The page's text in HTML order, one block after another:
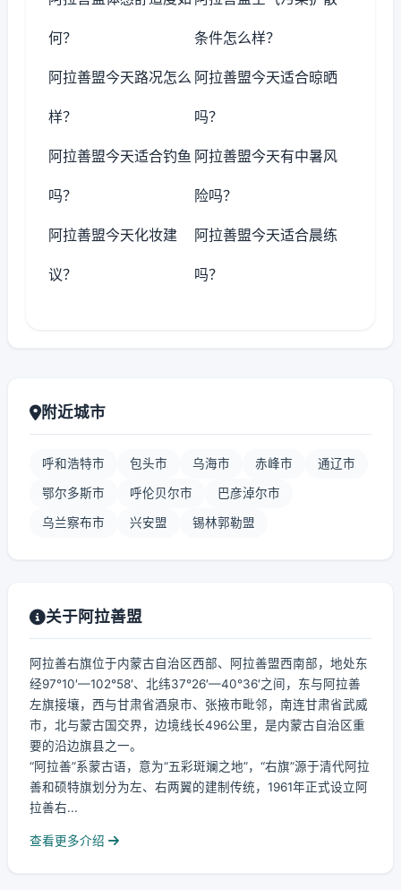
何？ 条件怎么样？
阿拉善盟今天路况怎么
样？
阿拉善盟今天适合晾晒
吗？
阿拉善盟今天适合钓鱼
吗？
阿拉善盟今天有中暑风
险吗？
阿拉善盟今天化妆建
议？
阿拉善盟今天适合晨练
吗？
附近城市
呼和浩特市 包头市 乌海市 赤峰市 通辽市
鄂尔多斯市 呼伦贝尔市 巴彦淖尔市
乌兰察布市 兴安盟 锡林郭勒盟
关于阿拉善盟
阿拉善右旗位于内蒙古自治区西部、阿拉善盟西南部，地处东
经97°10′—102°58′、北纬37°26′—40°36′之间，东与阿拉善
左旗接壤，西与甘肃省酒泉市、张掖市毗邻，南连甘肃省武威
市，北与蒙古国交界，边境线长496公里，是内蒙古自治区重
要的沿边旗县之一。
“阿拉善”系蒙古语，意为“五彩斑斓之地”，“右旗”源于清代阿拉
善和硕特旗划分为左、右两翼的建制传统，1961年正式设立阿
拉善右...
查看更多介绍